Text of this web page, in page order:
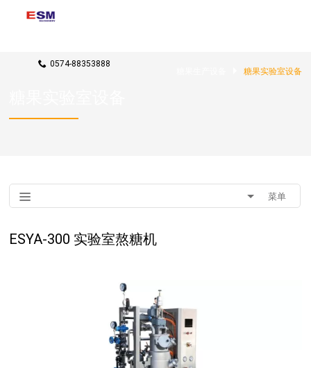
联系我们
0574-88353888
糖果实验室设备
菜单
ESYA-300 实验室熬糖机